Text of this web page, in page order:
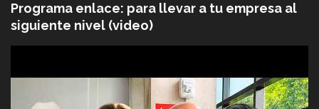
Programa enlace: para llevar a tu empresa al
siguiente nivel (video)